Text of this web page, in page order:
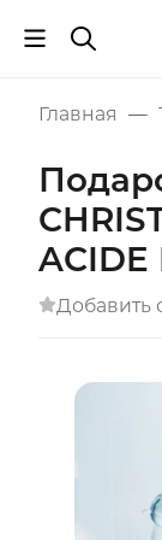
Главная
ACIDE
Добавить